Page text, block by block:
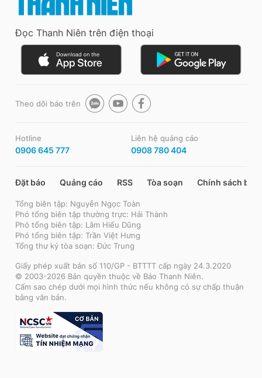
Đọc Thanh Niên trên điện thoại
Theo dõi báo trên
Hotline
0906 645 777
Liên hệ quảng cáo
0908 780 404
Đặt báo Quảng cáo RSS Tòa soạn Chính sách bảo
Tổng biên tập: Nguyễn Ngọc Toàn
Phó tổng biên tập thường trực: Hải Thành
Phó tổng biên tập: Lâm Hiếu Dũng
Phó tổng biên tập: Trần Việt Hưng
Tổng thư ký tòa soạn: Đức Trung
Giấy phép xuất bản số 110/GP - BTTTT cấp ngày 24.3.2020
© 2003-2026 Bản quyền thuộc về Báo Thanh Niên.
Cấm sao chép dưới mọi hình thức nếu không có sự chấp thuận
bằng văn bản.